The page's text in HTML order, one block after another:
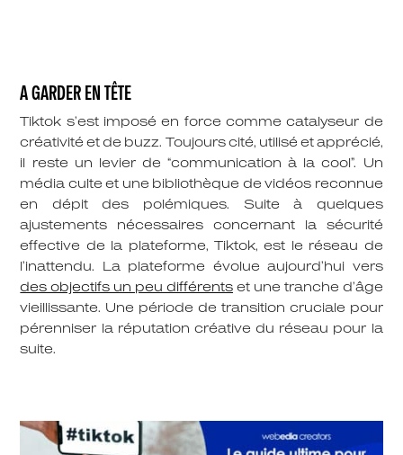
A GARDER EN TÊTE
Tiktok s’est imposé en force comme catalyseur de
créativité et de buzz. Toujours cité, utilisé et apprécié,
il reste un levier de “communication à la cool”. Un
média culte et une bibliothèque de vidéos reconnue
en dépit des polémiques. Suite à quelques
ajustements nécessaires concernant la sécurité
effective de la plateforme, Tiktok, est le réseau de
l’inattendu. La plateforme évolue aujourd’hui vers
des objectifs un peu différents et une tranche d’âge
vieillissante. Une période de transition cruciale pour
pérenniser la réputation créative du réseau pour la
suite.